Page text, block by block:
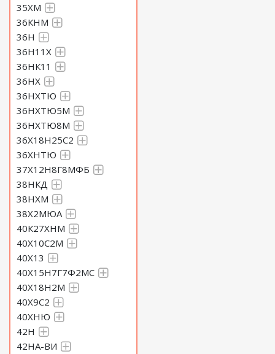
35ХМ
36КНМ
36Н
36Н11Х
36НК11
36НХ
36НХТЮ
36НХТЮ5М
36НХТЮ8М
36Х18Н25С2
36ХНТЮ
37Х12Н8Г8МФБ
38НКД
38НХМ
38Х2МЮА
40К27ХНМ
40Х10С2М
40Х13
40Х15Н7Г7Ф2МС
40Х18Н2М
40Х9С2
40ХНЮ
42Н
42НА-ВИ